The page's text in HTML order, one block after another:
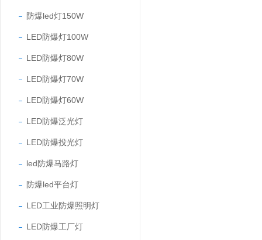
防爆led灯150W
LED防爆灯100W
LED防爆灯80W
LED防爆灯70W
LED防爆灯60W
LED防爆泛光灯
LED防爆投光灯
led防爆马路灯
防爆led平台灯
LED工业防爆照明灯
LED防爆工厂灯